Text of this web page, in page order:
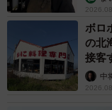
ボロ
の北
接客
中